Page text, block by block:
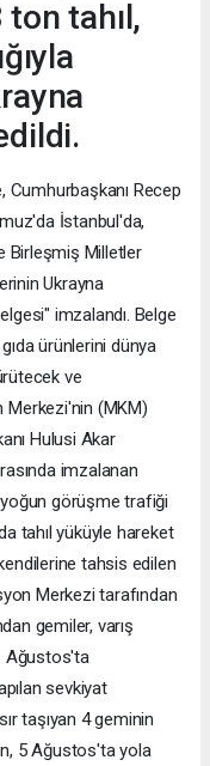
tahıl,
Recep
İstanbul'da,
Birleşmiş Milletler
Ukrayna
imzalandı. Belge
ürünlerini dünya
ve
(MKM)
Hulusi Akar
imzalanan
görüşme trafiği
tahıl yüküyle hareket
tahsis edilen
Merkezi tarafından
gemiler, varış
Ağustos'ta
sevkiyat
taşıyan 4 geminin
5 Ağustos'ta yola